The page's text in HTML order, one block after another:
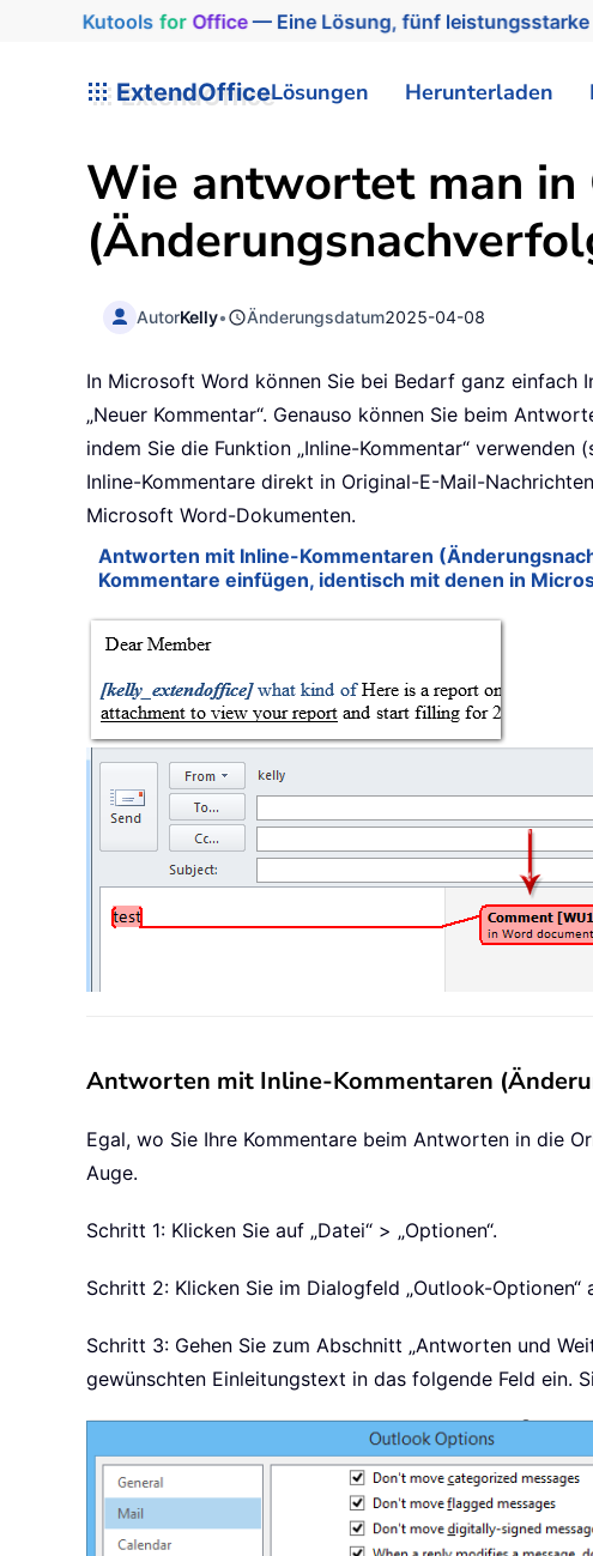
Kutools for Office— Eine Lösung, fünf
ExtendOfficeLösungen Herunterladen
Wie antwortet man
AutorKelly• Änderungsdatum2025-04-08
In Microsoft Word können Sie bei Bedarf ganz einfach
„Neuer Kommentar“. Genauso können Sie beim
indem Sie die Funktion „Inline-Kommentar“
Inline-Kommentare direkt in Original-E-Mail-
Microsoft Word-Dokumenten.
Antworten mit Inline-Kommentaren
Kommentare einfügen, identisch mit denen in
Antworten mit Inline-Kommentaren
Egal, wo Sie Ihre Kommentare beim Antworten in die
Auge.
Schritt 1: Klicken Sie auf „Datei“ > „Optionen“.
Schritt 2: Klicken Sie im Dialogfeld „Outlook-Optionen“
Schritt 3: Gehen Sie zum Abschnitt „Antworten und
gewünschten Einleitungstext in das folgende Feld ein.